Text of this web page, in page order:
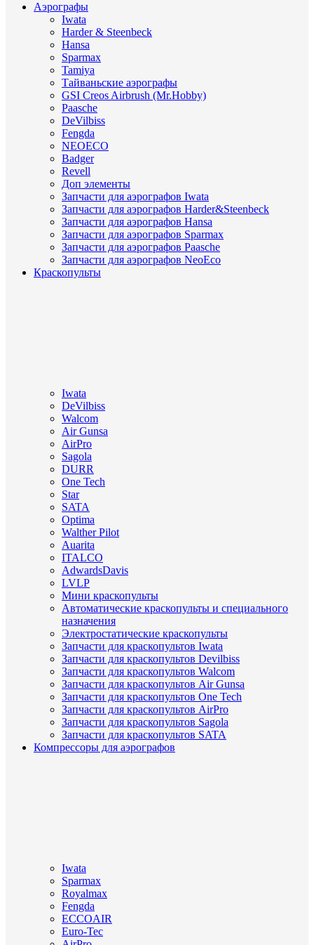
Аэрографы
Iwata
Harder & Steenbeck
Hansa
Sparmax
Tamiya
Тайваньские аэрографы
GSI Creos Airbrush (Mr.Hobby)
Paasche
DeVilbiss
Fengda
NEOECO
Badger
Revell
Доп элементы
Запчасти для аэрографов Iwata
Запчасти для аэрографов Harder&Steenbeck
Запчасти для аэрографов Hansa
Запчасти для аэрографов Sparmax
Запчасти для аэрографов Paasche
Запчасти для аэрографов NeoEco
Краскопульты
Iwata
DeVilbiss
Walcom
Air Gunsa
AirPro
Sagola
DURR
One Tech
Star
SATA
Optima
Walther Pilot
Auarita
ITALCO
AdwardsDavis
LVLP
Мини краскопульты
Автоматические краскопульты и специального
назначения
Электростатические краскопульты
Запчасти для краскопультов Iwata
Запчасти для краскопультов Devilbiss
Запчасти для краскопультов Walcom
Запчасти для краскопультов Air Gunsa
Запчасти для краскопультов One Tech
Запчасти для краскопультов AirPro
Запчасти для краскопультов Sagola
Запчасти для краскопультов SATA
Компрессоры для аэрографов
Iwata
Sparmax
Royalmax
Fengda
ECCOAIR
Euro-Tec